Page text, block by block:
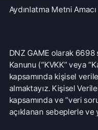
kapsamında kişisel
almaktayız. Kişisel
kapsamında ve “veri
açıklanan sebeplerle ve
DNZ GAME Kişisel
Metni, KVKK’nın 10.